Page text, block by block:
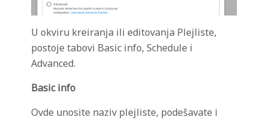
U okviru kreiranja ili editovanja Plejliste,
postoje tabovi Basic info, Schedule i
Advanced.
Basic info
Ovde unosite naziv plejliste, podešavate i